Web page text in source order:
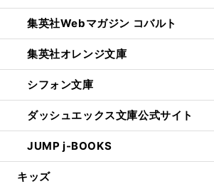
集英社Webマガジン コバルト
集英社オレンジ文庫
シフォン文庫
ダッシュエックス文庫公式サイト
JUMP j-BOOKS
キッズ